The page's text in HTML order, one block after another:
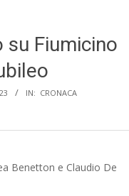
su Fiumicino
IN: CRONACA
Benetton e Claudio De